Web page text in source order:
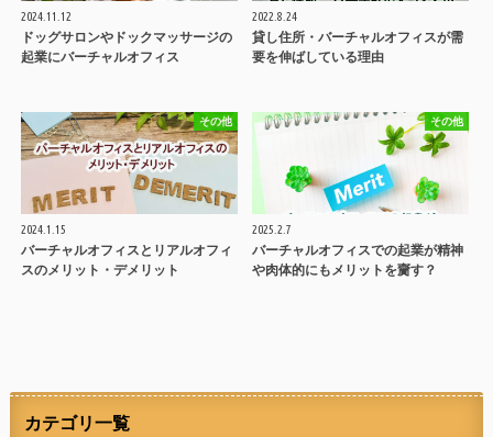
2024.11.12
ドッグサロンやドックマッサージの
起業にバーチャルオフィス
2022.8.24
貸し住所・バーチャルオフィスが需
要を伸ばしている理由
その他
2024.1.15
バーチャルオフィスとリアルオフィ
スのメリット・デメリット
その他
2025.2.7
バーチャルオフィスでの起業が精神
や肉体的にもメリットを齎す？
カテゴリ一覧